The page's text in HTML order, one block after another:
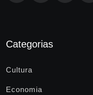
Categorias
Cultura
Economia